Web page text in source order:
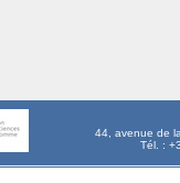
44, avenue de
Tél. :